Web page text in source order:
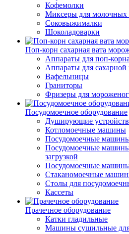
Кофемолки
Миксеры для молочных
Соковыжималки
Шоколадоварки
Поп-корн сахарная вата
Аппараты для поп-корна
Аппараты для сахарной
Вафельницы
Граниторы
Фризеры для
Посудомоечное оборудование
Душирующие
Котломоечные машины
Посудомоечные
Посудомоечные
загрузкой
Посудомоечные
Стаканомоечные
Столы для
Кассеты
Прачечное оборудование
Катки гладильные
Машины сушильные